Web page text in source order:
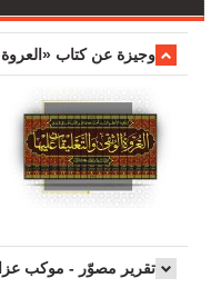
وجیزة عن کتاب «العروة